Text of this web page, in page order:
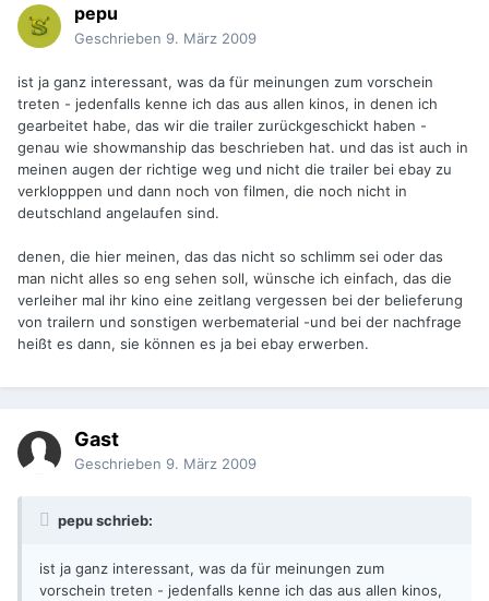
pepu
Geschrieben 9. März 2009
ist ja ganz interessant, was da für meinungen zum vorschein
treten - jedenfalls kenne ich das aus allen kinos, in denen ich
gearbeitet habe, das wir die trailer zurückgeschickt haben -
genau wie showmanship das beschrieben hat. und das ist auch in
meinen augen der richtige weg und nicht die trailer bei ebay zu
verklopppen und dann noch von filmen, die noch nicht in
deutschland angelaufen sind.
denen, die hier meinen, das das nicht so schlimm sei oder das
man nicht alles so eng sehen soll, wünsche ich einfach, das die
verleiher mal ihr kino eine zeitlang vergessen bei der belieferung
von trailern und sonstigen werbematerial -und bei der nachfrage
heißt es dann, sie können es ja bei ebay erwerben.
Gast
Geschrieben 9. März 2009
pepu schrieb:
ist ja ganz interessant, was da für meinungen zum
vorschein treten - jedenfalls kenne ich das aus allen kinos,